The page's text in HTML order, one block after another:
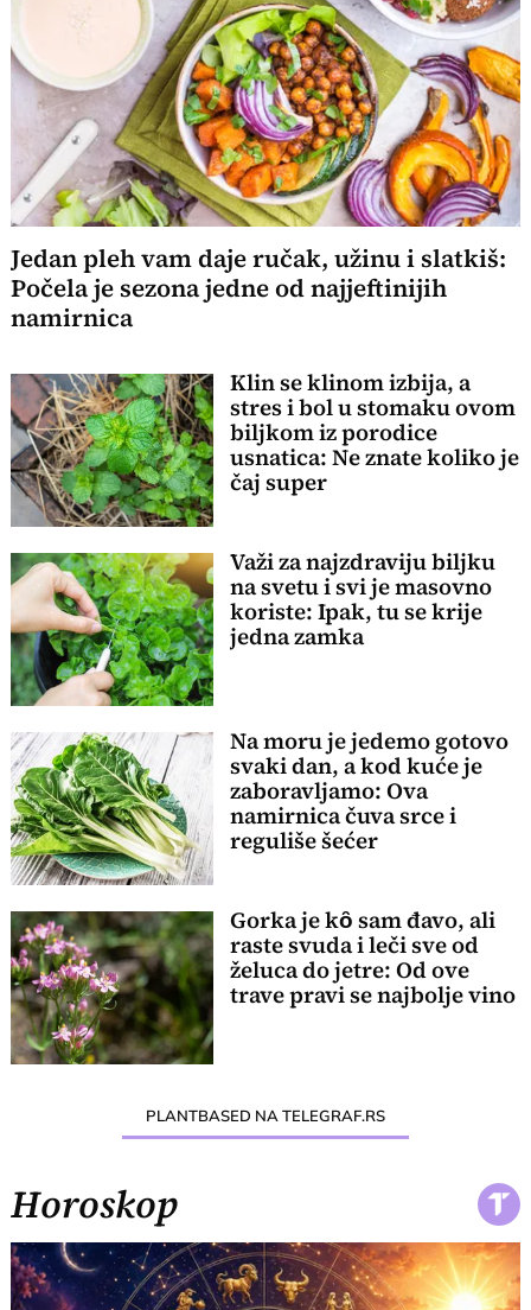
Jedan pleh vam daje ručak, užinu i slatkiš:
Počela je sezona jedne od najjeftinijih
namirnica
Klin se klinom izbija, a
stres i bol u stomaku ovom
biljkom iz porodice
usnatica: Ne znate koliko je
čaj super
Važi za najzdraviju biljku
na svetu i svi je masovno
koriste: Ipak, tu se krije
jedna zamka
Na moru je jedemo gotovo
svaki dan, a kod kuće je
zaboravljamo: Ova
namirnica čuva srce i
reguliše šećer
Gorka je kȏ sam đavo, ali
raste svuda i leči sve od
želuca do jetre: Od ove
trave pravi se najbolje vino
PLANTBASED NA TELEGRAF.RS
Horoskop